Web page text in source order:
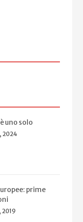
uno solo
2024
prime
2019